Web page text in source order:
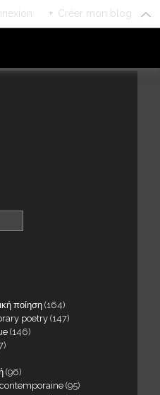
+ Créer mon blog
ποίηση (164)
poetry (147)
(146)
(96)
(95)